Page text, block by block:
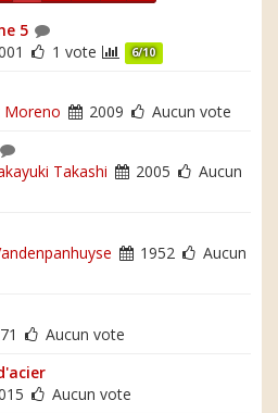
5
1 vote 6/10
Moreno 2009
Aucun vote
Takashi 2005
Aucun
1952
Aucun
Aucun vote
Aucun vote